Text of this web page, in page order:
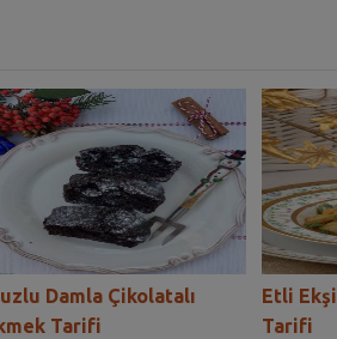
Damla Çikolatalı
Tarifi
Etli
Tarifi